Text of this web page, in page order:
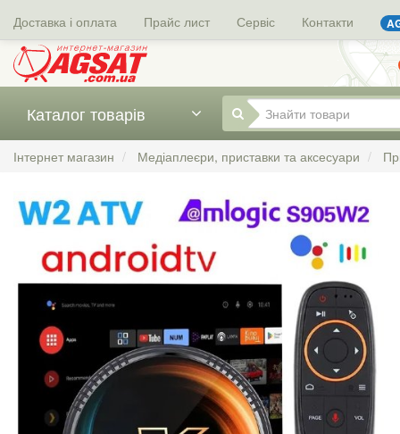
Доставка і оплата Прайс лист Сервіс Контакти
Каталог товарів
Інтернет магазин Медіаплеєри, приставки та аксесуари